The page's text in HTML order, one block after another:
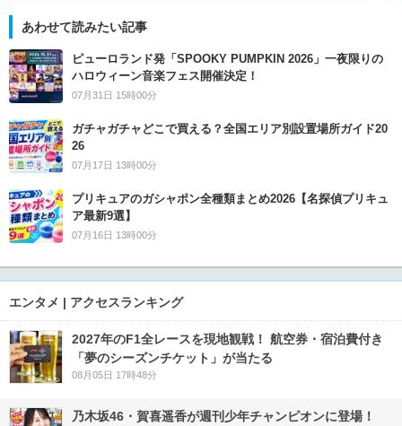
あわせて読みたい記事
ピューロランド発「SPOOKY PUMPKIN 2026」一夜限りの
ハロウィーン音楽フェス開催決定！
07月31日 15時00分
ガチャガチャどこで買える？全国エリア別設置場所ガイド20
26
07月17日 13時00分
プリキュアのガシャポン全種類まとめ2026【名探偵プリキュ
ア最新9選】
07月16日 13時00分
エンタメ | アクセスランキング
2027年のF1全レースを現地観戦！ 航空券・宿泊費付き
「夢のシーズンチケット」が当たる
08月05日 17時48分
乃木坂46・賀喜遥香が週刊少年チャンピオンに登場！